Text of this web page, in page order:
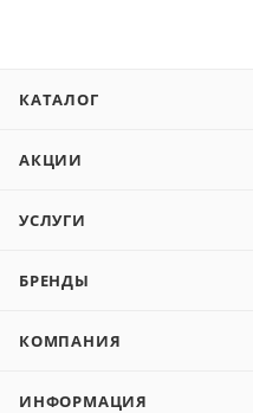
КАТАЛОГ
АКЦИИ
УСЛУГИ
БРЕНДЫ
КОМПАНИЯ
ИНФОРМАЦИЯ